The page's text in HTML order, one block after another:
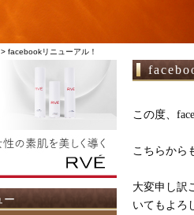
> facebookリニューアル！
この度、
こちらから
大変申し訳
いてもよろ
ー